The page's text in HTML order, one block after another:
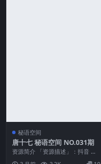
秘语空间
唐十七 秘语空间 NO.031期
资源简介 「资源描述」：抖音 唐
十七 秘语空间 NO.031期 【14P】